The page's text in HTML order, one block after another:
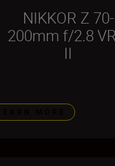
NIKKOR Z 70-
200mm f/2.8
II